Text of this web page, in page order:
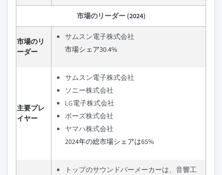
市場のリーダー (2024)
市場のリ
ーダー
サムスン電子株式会社
市場シェア30.4%
主要プレ
イヤー
サムスン電子株式会社
ソニー株式会社
LG電子株式会社
ボーズ株式会社
ヤマハ株式会社
2024年の総市場シェアは65%
トップのサウンドバーメーカーは、音響工